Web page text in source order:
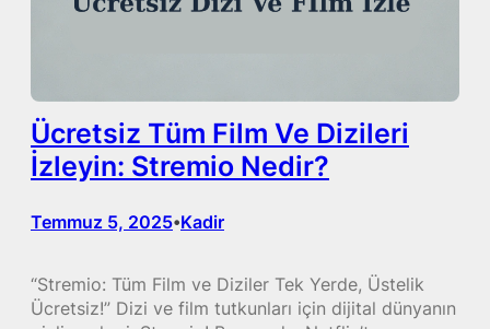
Ücretsiz Tüm Film Ve Dizileri
İzleyin: Stremio Nedir?
Temmuz 5, 2025•Kadir
“Stremio: Tüm Film ve Diziler Tek Yerde, Üstelik
Ücretsiz!” Dizi ve film tutkunları için dijital dünyanın